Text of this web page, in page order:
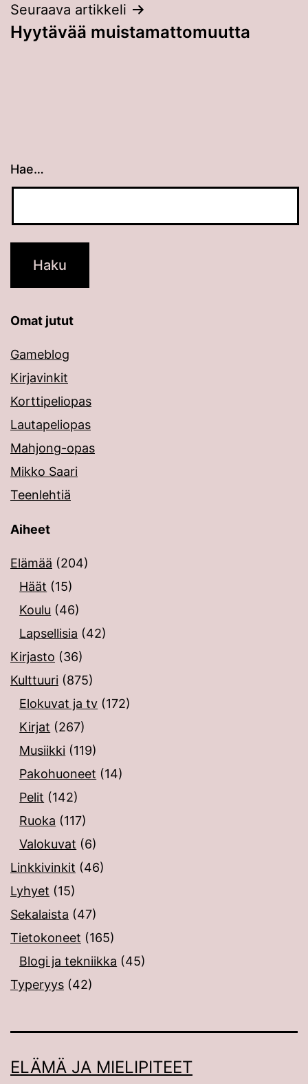
Seuraava artikkeli
Hyytävää muistamattomuutta
Hae…
Kun tuloksia tulee, voit selata niitä
Omat jutut
Gameblog
Kirjavinkit
Korttipeliopas
Lautapeliopas
Mahjong-opas
Mikko Saari
Teenlehtiä
Aiheet
Elämää (204)
Häät (15)
Koulu (46)
Lapsellisia (42)
Kirjasto (36)
Kulttuuri (875)
Elokuvat ja tv (172)
Kirjat (267)
Musiikki (119)
Pakohuoneet (14)
Pelit (142)
Ruoka (117)
Valokuvat (6)
Linkkivinkit (46)
Lyhyet (15)
Sekalaista (47)
Tietokoneet (165)
Blogi ja tekniikka (45)
Typeryys (42)
ELÄMÄ JA MIELIPITEET